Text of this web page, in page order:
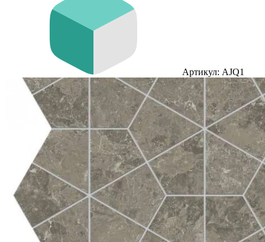
Артикул: AJQ1